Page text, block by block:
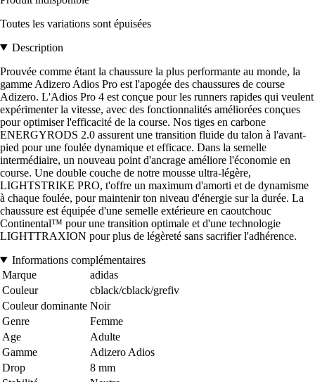
Toutes les variations sont épuisées
Description
Prouvée comme étant la chaussure la plus performante au monde, la
gamme Adizero Adios Pro est l'apogée des chaussures de course
Adizero. L'Adios Pro 4 est conçue pour les runners rapides qui veulent
expérimenter la vitesse, avec des fonctionnalités améliorées conçues
pour optimiser l'efficacité de la course. Nos tiges en carbone
ENERGYRODS 2.0 assurent une transition fluide du talon à l'avant-
pied pour une foulée dynamique et efficace. Dans la semelle
intermédiaire, un nouveau point d'ancrage améliore l'économie en
course. Une double couche de notre mousse ultra-légère,
LIGHTSTRIKE PRO, t'offre un maximum d'amorti et de dynamisme
à chaque foulée, pour maintenir ton niveau d'énergie sur la durée. La
chaussure est équipée d'une semelle extérieure en caoutchouc
Continental™ pour une transition optimale et d'une technologie
LIGHTTRAXION pour plus de légèreté sans sacrifier l'adhérence.
Informations complémentaires
Marque
adidas
Couleur
cblack/cblack/grefiv
Couleur dominante Noir
Genre
Femme
Age
Adulte
Gamme
Adizero Adios
Drop
8 mm